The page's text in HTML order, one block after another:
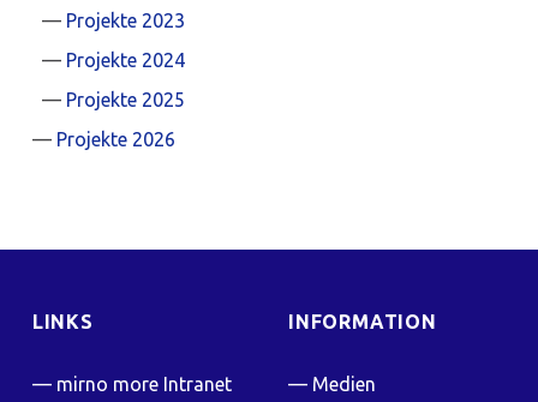
Projekte 2023
Projekte 2024
Projekte 2025
Projekte 2026
LINKS
mirno more Intranet
INFORMATION
Medien